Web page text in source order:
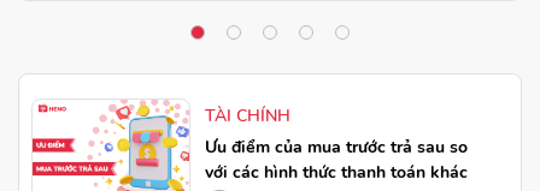
TÀI CHÍNH
Ưu điểm của mua trước trả sau so
với các hình thức thanh toán khác